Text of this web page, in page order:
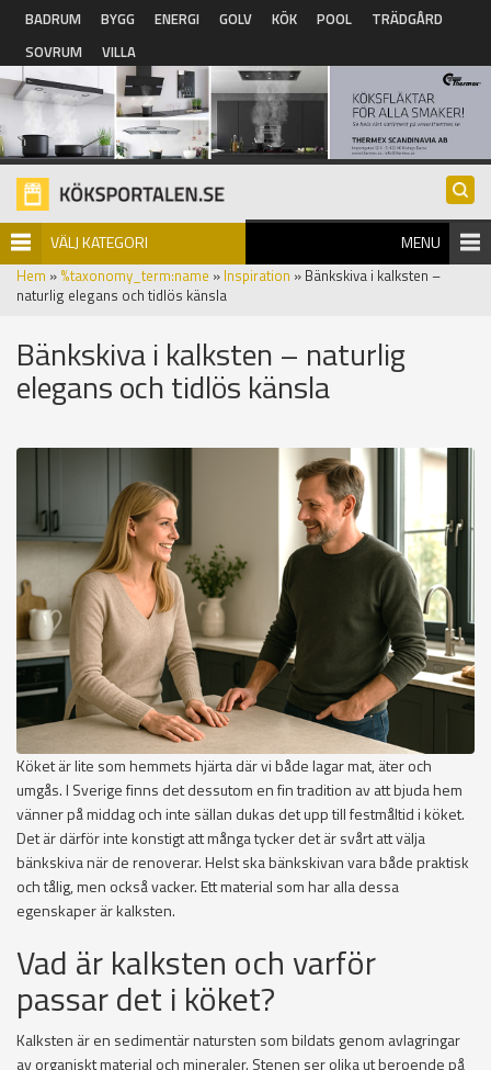
Hoppa till huvudinnehåll
BADRUM BYGG ENERGI GOLV KÖK POOL
TRÄDGÅRD
SOVRUM
VILLA
VÄLJ KATEGORI MENU
Hem » %taxonomy_term:name » Inspiration » Bänkskiva i kalksten –
naturlig elegans och tidlös känsla
Bänkskiva i kalksten – naturlig
elegans och tidlös känsla
Köket är lite som hemmets hjärta där vi både lagar mat, äter och
umgås. I Sverige finns det dessutom en fin tradition av att bjuda hem
vänner på middag och inte sällan dukas det upp till festmåltid i köket.
Det är därför inte konstigt att många tycker det är svårt att välja
bänkskiva när de renoverar. Helst ska bänkskivan vara både praktisk
och tålig, men också vacker. Ett material som har alla dessa
egenskaper är kalksten.
Vad är kalksten och varför
passar det i köket?
Kalksten är en sedimentär natursten som bildats genom avlagringar
av organiskt material och mineraler. Stenen ser olika ut beroende på